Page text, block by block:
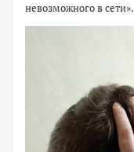
невозможного в сети».